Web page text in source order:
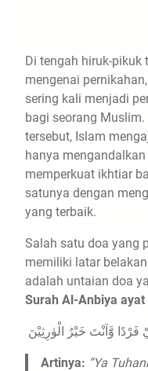
Di tengah hiruk-
mengenai
sering kali menjadi
bagi seorang
tersebut, Islam
hanya
memperkuat ikhtiar
satunya dengan
yang terbaik.
​Salah satu doa yang
memiliki latar
adalah untaian doa
Surah Al-Anbiya ayat
فَرْدًا وََّاَنْتَ خَيْرُ الْوٰرِثِيْنَ
Artinya: “Ya